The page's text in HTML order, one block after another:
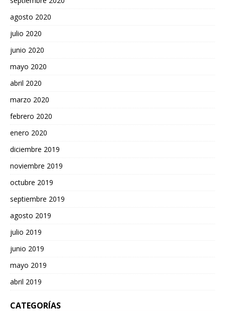
agosto 2020
julio 2020
junio 2020
mayo 2020
abril 2020
marzo 2020
febrero 2020
enero 2020
diciembre 2019
noviembre 2019
octubre 2019
septiembre 2019
agosto 2019
julio 2019
junio 2019
mayo 2019
abril 2019
CATEGORÍAS